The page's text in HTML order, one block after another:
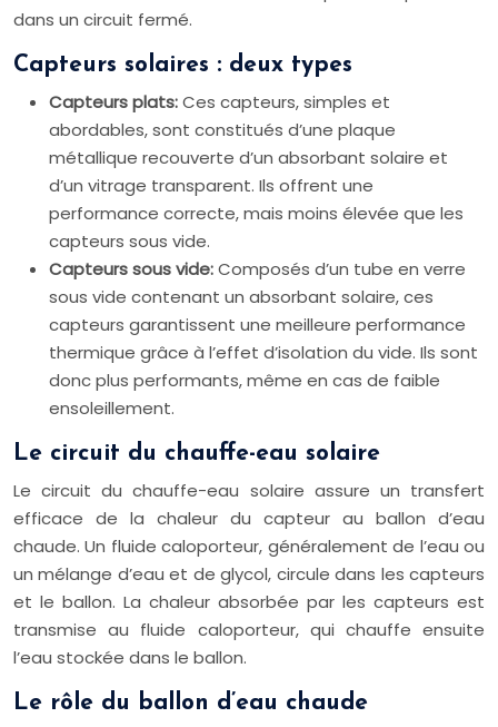
dans un circuit fermé.
Capteurs solaires : deux types
Capteurs plats:Ces capteurs, simples et
abordables, sont constitués d’une plaque
métallique recouverte d’un absorbant solaire et
d’un vitrage transparent. Ils offrent une
performance correcte, mais moins élevée que les
capteurs sous vide.
Capteurs sous vide:Composés d’un tube en verre
sous vide contenant un absorbant solaire, ces
capteurs garantissent une meilleure performance
thermique grâce à l’effet d’isolation du vide. Ils sont
donc plus performants, même en cas de faible
ensoleillement.
Le circuit du chauffe-eau solaire
Le circuit du chauffe-eau solaire assure un transfert
efficace de la chaleur du capteur au ballon d’eau
chaude. Un fluide caloporteur, généralement de l’eau ou
un mélange d’eau et de glycol, circule dans les capteurs
et le ballon. La chaleur absorbée par les capteurs est
transmise au fluide caloporteur, qui chauffe ensuite
l’eau stockée dans le ballon.
Le rôle du ballon d’eau chaude